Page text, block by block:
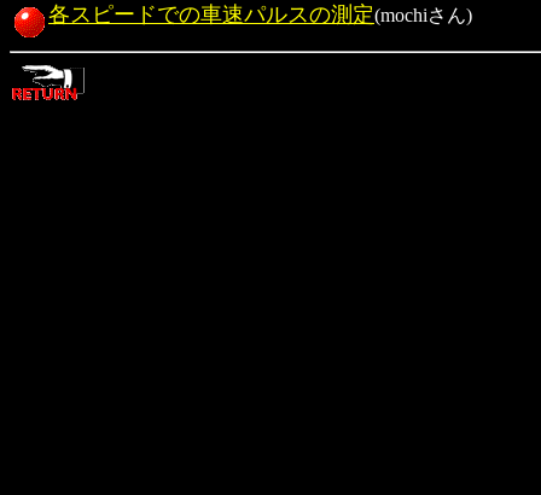
各スピードでの車速パルスの測定(mochiさん)